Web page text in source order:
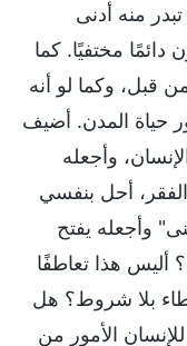
منه أدنى
دائمًا مختفيًا. كما
قبل، وكما لو أنه
حياة المدن. أضيف
وأجعله
أحل بنفسي
وأجعله يفتح
أليس هذا تعاطفًا
بلا شروط؟ هل
الأمور من